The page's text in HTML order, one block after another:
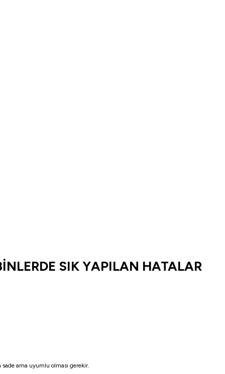
SIK YAPILAN HATALAR
sade ama uyumlu olması gerekir.